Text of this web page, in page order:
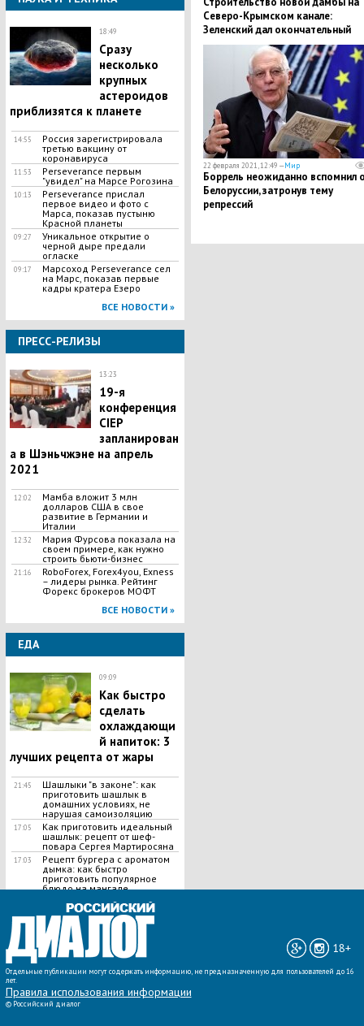
18:49
Сразу
несколько
крупных
астероидов
приблизятся к планете
14:55
Россия зарегистрировала
третью вакцину от
коронавируса
11:53
Perseverance первым
"увидел" на Марсе Рогозина
10:13
Perseverance прислал
первое видео и фото с
Марса, показав пустыню
Красной планеты
09:27
Уникальное открытие о
черной дыре предали
огласке
09:17
Марсоход Perseverance сел
на Марс, показав первые
кадры кратера Езеро
ВСЕ НОВОСТИ »
ПРЕСС-РЕЛИЗЫ
13:23
19-я
конференция
CIEP
запланирован
а в Шэньчжэне на апрель
2021
12:02
Мамба вложит 3 млн
долларов США в свое
развитие в Германии и
Италии
12:32
Мария Фурсова показала на
своем примере, как нужно
строить бьюти-бизнес
21:16
RoboForex, Forex4you, Exness
– лидеры рынка. Рейтинг
Форекс брокеров МОФТ
ВСЕ НОВОСТИ »
ЕДА
09:09
Как быстро
сделать
охлаждающи
й напиток: 3
лучших рецепта от жары
21:45
Шашлыки "в законе": как
приготовить шашлык в
домашних условиях, не
нарушая самоизоляцию
17:05
Как приготовить идеальный
шашлык​: рецепт от шеф-
повара Сергея Мартиросяна
17:03
Рецепт бургера с ароматом
дымка: как быстро
приготовить популярное
блюдо на мангале
ВСЕ НОВОСТИ »
Северо-Крымском канале:
Зеленский дал окончательный
ответ
22 февраля 2021, 12:49 —Мир
​Боррель неожиданно вспомнил
Белоруссии, затронув тему
репрессий
18+
Отдельные публикации могут содержать информацию, не предназначенную для пользователей до 16
лет.
Правила использования информации
© Российский диалог